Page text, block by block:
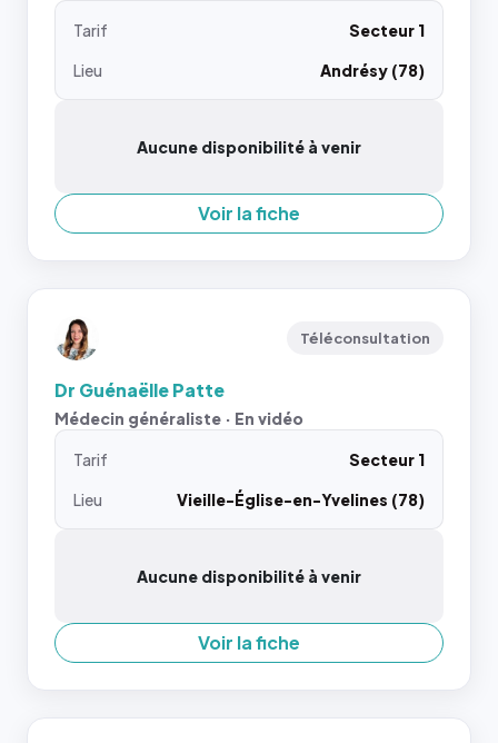
Tarif
Secteur 1
Lieu
Andrésy (78)
Aucune disponibilité à venir
Voir la fiche
Téléconsultation
Dr Guénaëlle Patte
Médecin généraliste · En vidéo
Tarif
Secteur 1
Lieu
Vieille-Église-en-Yvelines (78)
Aucune disponibilité à venir
Voir la fiche